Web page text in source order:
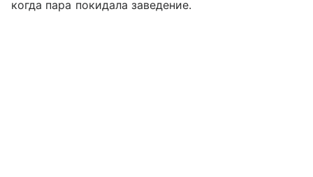
когда пара покидала заведение.